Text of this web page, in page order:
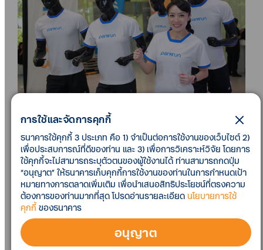
ด้าน “หมอมิยู” ทันตแพทย์หญิงชรินญา กาญจนเสวี นักวิ่ง
หญิงคนแรกที่ห่มสไบ วิ่งมาราธอนได้เร็วที่สุดในโลก จาก
สถิติ Guinness World Records กล่าวว่า “การวิ่งครั้งนี้
เงินบริจาคส่วนหนึ่งนำไปมอบให้กับมูลนิธิสร้างรอยยิ้ม เพื่อ
นำไปรักษาน้อง ๆ ที่ป่วยเป็นโรคปากแหว่งเพดานโหว่และมี
ความผิดปกติบนใบหน้า ซึ่งการรักษามีค่าใช้จ่ายจำนวน
มาก ทำให้หลายคนไม่มีโอกาสได้รับการรักษา ส่งผลกระทบ
การใช้และจัดการคุกกี้
ธนาคารใช้คุกกี้ 3 ประเภท คือ 1) จำเป็นต่อการใช้งานของเว็บไซต์ 2)
เพื่อประสบการณ์ที่ดีของท่าน และ 3) เพื่อการวิเคราะห์วิจัย โดยการ
ใช้คุกกี้จะไม่สามารถระบุตัวตนของผู้ใช้งานได้ ท่านสามารถกดปุ่ม
“อนุญาต” ให้ธนาคารเก็บคุกกี้การใช้งานของท่านในการกำหนดเป้า
หมายทางการตลาดเพิ่มเติม เพื่อนำเสนอสิทธิประโยชน์ที่ตรงความ
ต้องการของท่านมากที่สุด โปรดอ่านรายละเอียด นโยบายการใช้
คุกกี้ ของธนาคาร
อนุญาต